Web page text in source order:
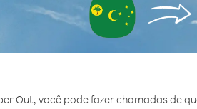
Out, você pode fazer chamadas de